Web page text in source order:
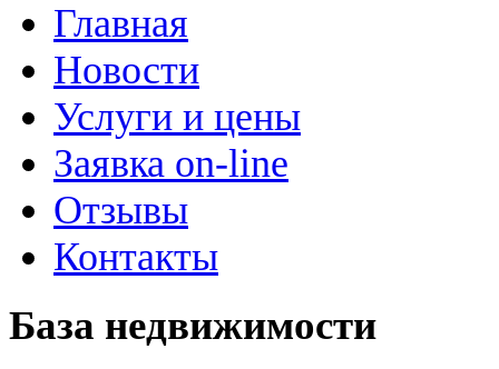
Главная
Новости
Услуги и цены
Заявка on-line
Отзывы
Контакты
База недвижимости